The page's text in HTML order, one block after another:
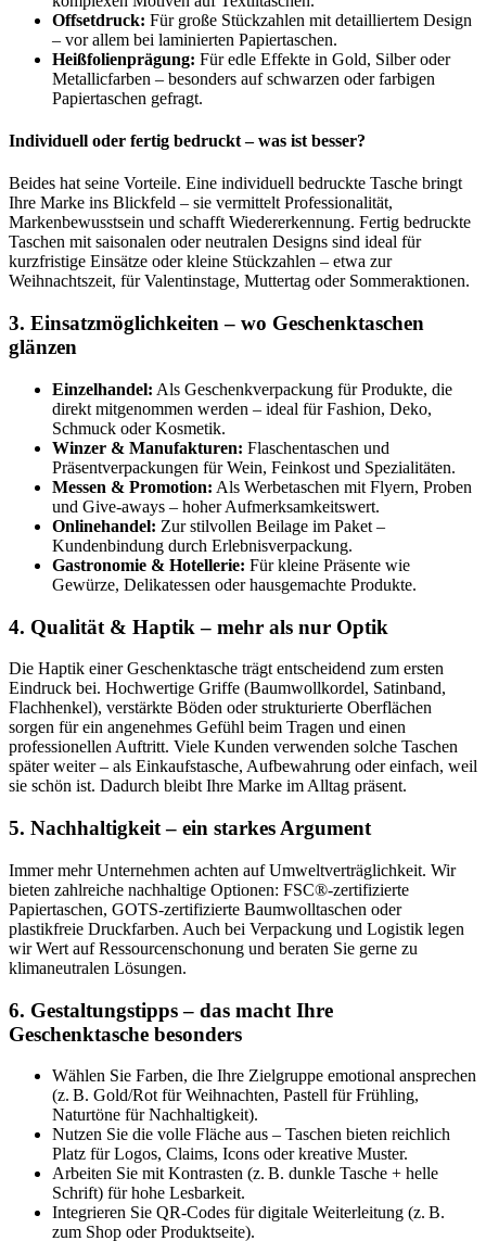
Beides hat seine Vorteile. Eine individuell bedruckte Tasche bringt
Ihre Marke ins Blickfeld – sie vermittelt Professionalität,
Markenbewusstsein und schafft Wiedererkennung. Fertig bedruckte
Taschen mit saisonalen oder neutralen Designs sind ideal für
kurzfristige Einsätze oder kleine Stückzahlen – etwa zur
Weihnachtszeit, für Valentinstage, Muttertag oder Sommeraktionen.
3. Einsatzmöglichkeiten – wo Geschenktaschen
glänzen
Einzelhandel:Als Geschenkverpackung für Produkte, die
direkt mitgenommen werden – ideal für Fashion, Deko,
Schmuck oder Kosmetik.
Winzer & Manufakturen: Flaschentaschen und
Präsentverpackungen für Wein, Feinkost und Spezialitäten.
Messen & Promotion:
Als Werbetaschen mit Flyern, Proben
und Give-aways – hoher Aufmerksamkeitswert.
Onlinehandel:
Gastronomie & Hotellerie:Für kleine Präsente wie
Gewürze, Delikatessen oder hausgemachte Produkte.
4. Qualität & Haptik – mehr als nur Optik
Die Haptik einer Geschenktasche trägt entscheidend zum ersten
Eindruck bei. Hochwertige Griffe (Baumwollkordel, Satinband,
Flachhenkel), verstärkte Böden oder strukturierte Oberflächen
sorgen für ein angenehmes Gefühl beim Tragen und einen
professionellen Auftritt. Viele Kunden verwenden solche Taschen
später weiter – als Einkaufstasche, Aufbewahrung oder einfach, weil
Immer mehr Unternehmen achten auf Umweltverträglichkeit. Wir
bieten zahlreiche nachhaltige Optionen: FSC®-zertifizierte
Papiertaschen, GOTS-zertifizierte Baumwolltaschen oder
plastikfreie Druckfarben. Auch bei Verpackung und Logistik legen
wir Wert auf Ressourcenschonung und beraten Sie gerne zu
klimaneutralen Lösungen.
6. Gestaltungstipps – das macht Ihre
Geschenktasche besonders
Wählen Sie Farben, die Ihre Zielgruppe emotional ansprechen
(z. B. Gold/Rot für Weihnachten, Pastell für Frühling,
Naturtöne für Nachhaltigkeit).
Nutzen Sie die volle Fläche aus – Taschen bieten reichlich
Platz für Logos, Claims, Icons oder kreative Muster.
Arbeiten Sie mit Kontrasten (z. B. dunkle Tasche + helle
Schrift) für hohe Lesbarkeit.
Integrieren Sie QR-Codes für digitale Weiterleitung (z. B.
Platzieren Sie Ihr Logo am unteren Rand oder mittig – je nach
Branding-Strategie.
7. Mindestmengen, Lieferzeiten & Muster
Individuelle Produktionen starten je nach Material und
Druckverfahren meist ab ca. 250–500 Stück. Kleinere Mengen sind
bei bestimmten Modellen oder mit Etikettenlösung möglich. Unsere